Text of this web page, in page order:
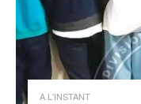
A L'INSTANT